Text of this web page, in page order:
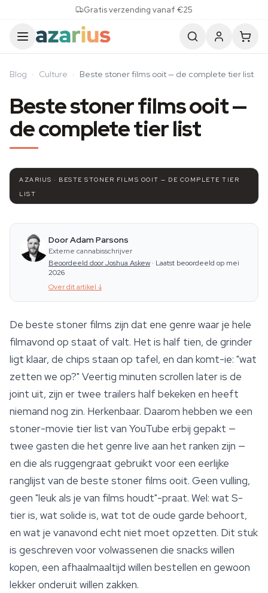
Gratis verzending vanaf €25
Blog · Culture · Beste stoner films ooit — de complete tier list
Beste stoner films ooit —
de complete tier list
AZARIUS · BESTE STONER FILMS OOIT — DE COMPLETE TIER
LIST
Door Adam Parsons
Externe cannabisschrijver
Beoordeeld door Joshua Askew · Laatst beoordeeld op mei
2026
Over dit artikel ↓
De beste stoner films zijn dat ene genre waar je hele
filmavond op staat of valt. Het is half tien, de grinder
ligt klaar, de chips staan op tafel, en dan komt-ie: "wat
zetten we op?" Veertig minuten scrollen later is de
joint uit, zijn er twee trailers half bekeken en heeft
niemand nog zin. Herkenbaar. Daarom hebben we een
stoner-movie tier list van YouTube erbij gepakt —
twee gasten die het genre live aan het ranken zijn —
en die als ruggengraat gebruikt voor een eerlijke
ranglijst van de beste stoner films ooit. Geen vulling,
geen "leuk als je van films houdt"-praat. Wel: wat S-
tier is, wat solide is, wat tot de oude garde behoort,
en wat je vanavond echt niet moet opzetten. Dit stuk
is geschreven voor volwassenen die snacks willen
kopen, een afhaalmaaltijd willen bestellen en gewoon
lekker onderuit willen zakken.